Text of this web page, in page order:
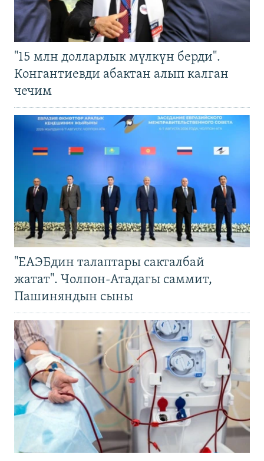
"15 млн долларлык мүлкүн берди".
Конгантиевди абактан алып калган
чечим
"ЕАЭБдин талаптары сакталбай
жатат". Чолпон-Атадагы саммит,
Пашиняндын сыны